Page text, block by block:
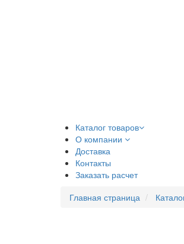
Каталог товаров
О компании
Доставка
Контакты
Заказать расчет
Главная страница